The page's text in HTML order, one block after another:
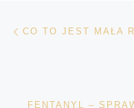
Nawigacja
CO TO JEST MAŁA
FENTANYL –